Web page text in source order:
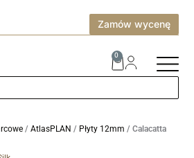
Zamów wycenę
0
/AtlasPLAN / Płyty 12mm / Calacatta